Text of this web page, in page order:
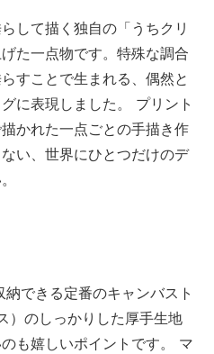
して描く独自の「うちクリ
た一点物です。特殊な調合
すことで生まれる、偶然と
に表現しました。 プリント
かれた一点ごとの手描き作
い、世界にひとつだけのデ
できる定番のキャンバスト
）のしっかりした厚手生地
も嬉しいポイントです。 マ